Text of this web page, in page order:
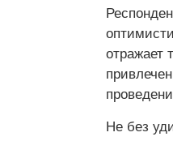
отражает
Не без